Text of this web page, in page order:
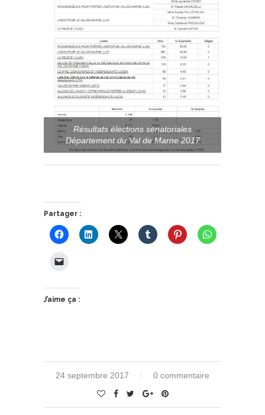
Résultats élections sénatoriales
Département du Val de Marne 2017
Partager :
J’aime ça :
24 septembre 2017 0 commentaire